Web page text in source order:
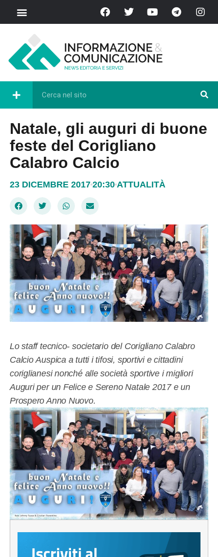
Natale, gli auguri di buone
feste del Corigliano
Calabro Calcio
23 DICEMBRE 2017 20:30 ATTUALITÀ
Lo staff tecnico- societario del Corigliano Calabro
Calcio Auspica a tutti i tifosi, sportivi e cittadini
coriglianesi nonché alle società sportive i migliori
Auguri per un Felice e Sereno Natale 2017 e un
Prospero Anno Nuovo.